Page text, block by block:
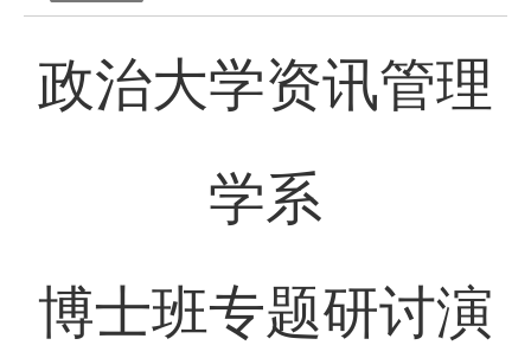
政治大学资讯管理
学系
博士班专题研讨演